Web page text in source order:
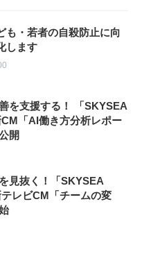
も・若者の自殺防止に向
します
を支援する！ 「SKYSEA
「AI働き方分析レポー
開
見抜く！「SKYSEA
レビCM「チームの変